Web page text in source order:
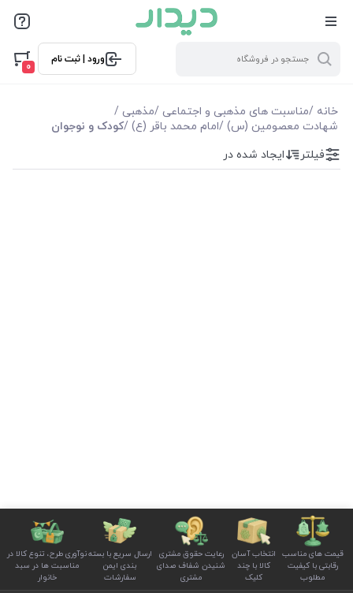
ورود | ثبت نام
0
خانه /مناسبت های مذهبی و اجتماعی /مذهبی /
شهادت معصومین (س) /امام محمد باقر (ع) /کودک و نوجوان
فیلترها
موجودی
فیلتر ایجاد شده در
قیمت های مناسب
رقابتی با کیفیت
مطلوب
انتخاب آسان
کالا با چند
کلیک
رعایت حقوق مشتری
شنیدن شفاف صدای
مشتری
ارسال سریع با بسته
بندی ایمن
سفارشات
نوآوری طرح، تنوع کالا در
مناسبت ها در سبد
خانوار